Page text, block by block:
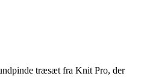
træsæt fra Knit Pro, der